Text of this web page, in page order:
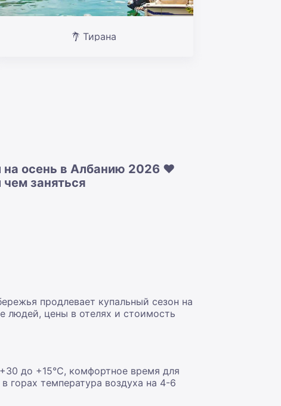
Тирана
на осень в Албанию 2026 ❤️
чем заняться
продлевает купальный сезон на
цены в отелях и стоимость
до +15°С, комфортное время для
горах температура воздуха на 4-6